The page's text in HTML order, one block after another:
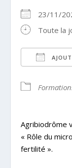
23/11/
Toute la
Agribiodrôme
« Rôle du
fertilité ».